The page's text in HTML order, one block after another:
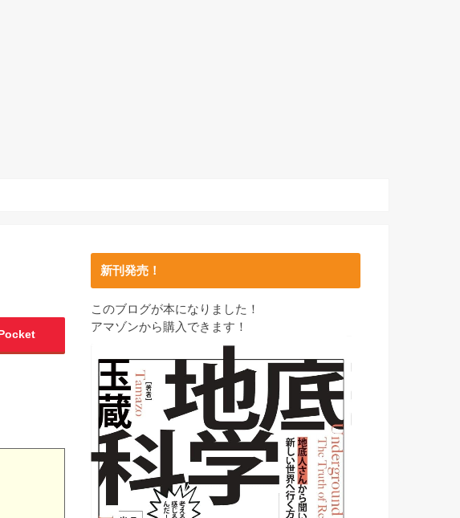
新刊発売！
このブログが本になりました！
アマゾンから購入できます！